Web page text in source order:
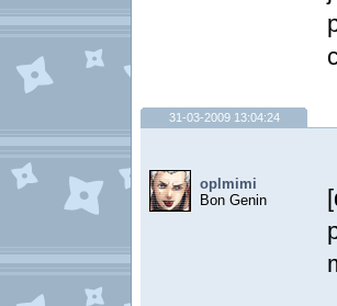
31-03-2009 13:04:24
oplmimi
Bon Genin